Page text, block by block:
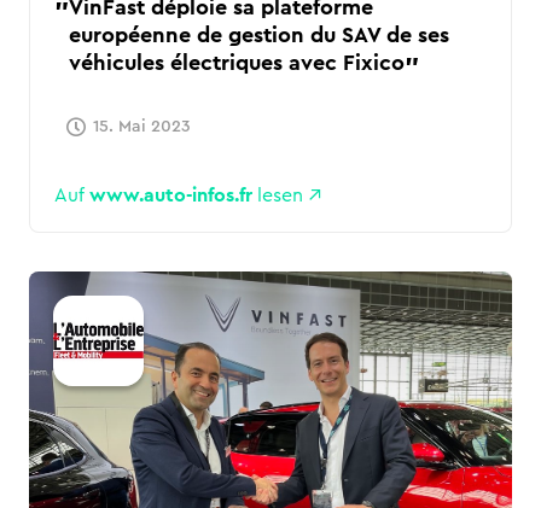
VinFast déploie sa plateforme
européenne de gestion du SAV de ses
véhicules électriques avec Fixico
15. Mai 2023
Auf www.auto-infos.fr lesen